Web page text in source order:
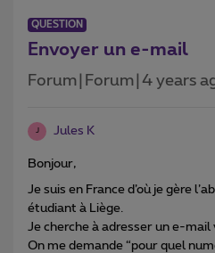
QUESTION
Envoyer un e-mail
Forum|Forum|4 years
J Jules K
Bonjour,
Je suis en France d’où je gère
étudiant à Liège.
Je cherche à adresser un e-mail
On me demande “pour quel